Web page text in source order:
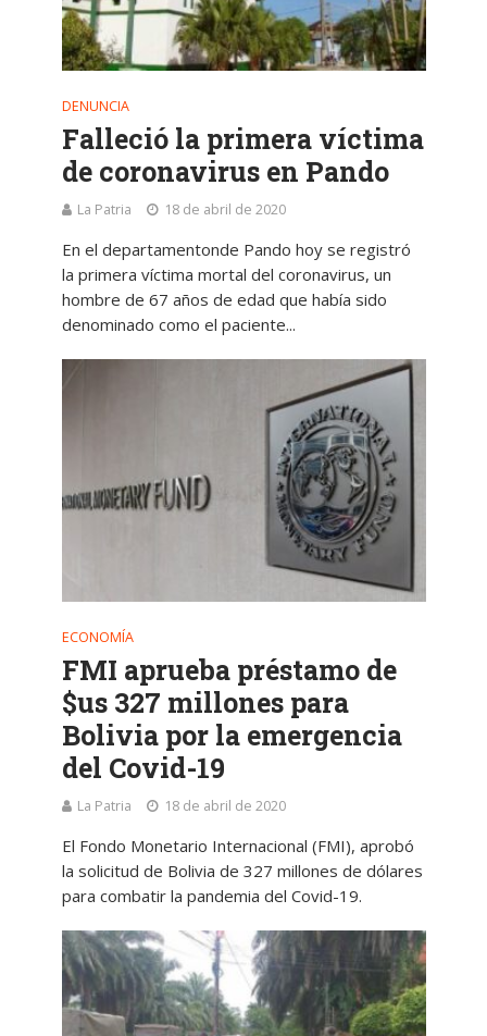
DENUNCIA
Falleció la primera víctima
de coronavirus en Pando
La Patria 18 de abril de 2020
En el departamentonde Pando hoy se registró
la primera víctima mortal del coronavirus, un
hombre de 67 años de edad que había sido
denominado como el paciente...
ECONOMÍA
FMI aprueba préstamo de
$us 327 millones para
Bolivia por la emergencia
del Covid-19
La Patria 18 de abril de 2020
El Fondo Monetario Internacional (FMI), aprobó
la solicitud de Bolivia de 327 millones de dólares
para combatir la pandemia del Covid-19.